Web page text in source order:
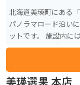
北海道美瑛町にある
パノラマロード沿い
ットです。 施設内には、地元産の新鮮野菜や果物、加工品などを販売する
「農産物直売所」、
「軽食コーナー」、
す。 バイクで訪れる際は、広々とした駐車場があるので安心です。丘の風を
美瑛選果 本店